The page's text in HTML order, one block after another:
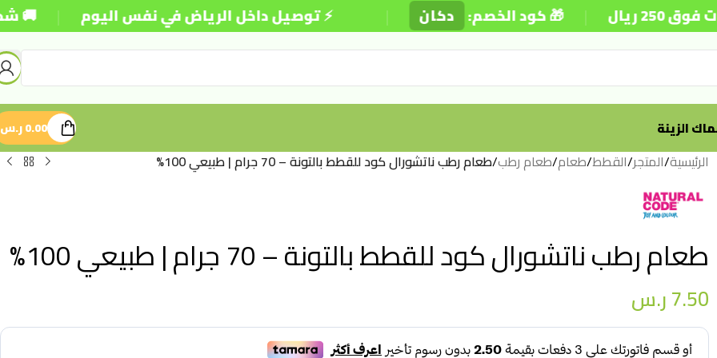
⚡ توصيل داخل الرياض في نفس اليوم | 🚚 شحن مجاني | 🎁 كود الخصم: دكان |
الزينة 0.00ر.س
الرئيسية/المتجر/القطط/طعام/طعام رطب/طعام رطب ناتشورال كود للقطط بالتونة – 70 جرام | طبيعي 100%
طعام رطب ناتشورال كود للقطط بالتونة – 70 جرام | طبيعي 100%
7.50ر.س